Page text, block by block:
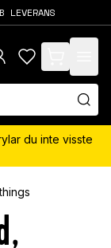
LEVERANS
items in cart,
du inte visste